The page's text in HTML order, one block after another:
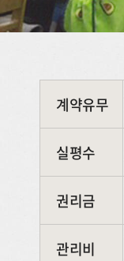
계약유무
실평수
권리금
관리비